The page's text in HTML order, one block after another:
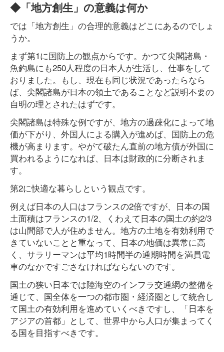
◆「地方創生」の意義は何か
では「地方創生」の合理的意義はどこにあるのでしょ
うか。
まず第1に国防上の観点からです。かつて尖閣諸島・
魚釣島にも250人程度の日本人が生活し、仕事をして
おりました。もし、現在も同じ状況であったらなら
ば、尖閣諸島が日本の領土であることなど説明不要の
自明の理とされたはずです。
尖閣諸島は特殊な例ですが、地方の過疎化によって地
価が下がり、外国人による購入が進めば、国防上の危
機が高まります。やがて破たん直前の地方債が外国に
買われるようになれば、日本は財政的に分断されま
す。
第2に快適な暮らしという観点です。
例えば日本の人口はフランスの2倍ですが、日本の国
土面積はフランスの1/2、くわえて日本の国土の約2/3
は山間部で人が住めません。地方の土地を有効利用で
きていないことと重なって、日本の地価は異常に高
く、サラリーマンは平均1時間半の通期時間を満員電
車のなかですごさなければならないのです。
国土の狭い日本では陸海空のインフラ交通網の整備を
通じて、国全体を一つの都市圏・経済圏として統合し
て国土の有効利用を進めていくべきですし、「日本を
アジアの首都」として、世界中から人口が集まってく
る国を目指すべきです。